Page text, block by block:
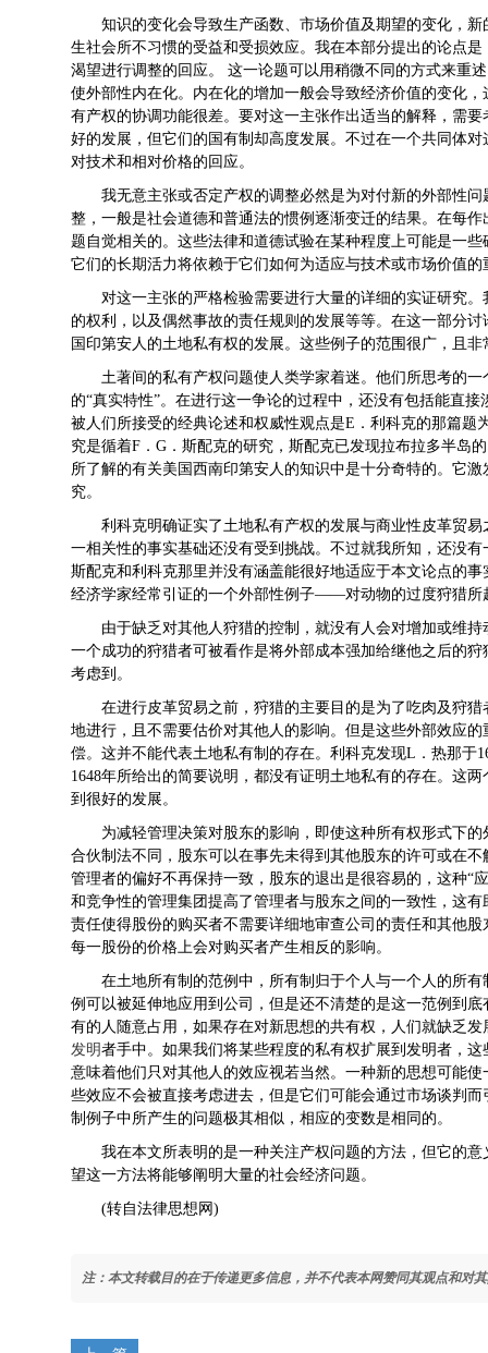
知识的变化会导致生产函数、市场价值及期望的变化，
生社会所不习惯的受益和受损效应。我在本部分提出的论点
渴望进行调整的回应。 这一论题可以用稍微不同的方式来重
使外部性内在化。内在化的增加一般会导致经济价值的变化
有产权的协调功能很差。要对这一主张作出适当的解释，需
好的发展，但它们的国有制却高度发展。不过在一个共同体
对技术和相对价格的回应。
我无意主张或否定产权的调整必然是为对付新的外部性
整，一般是社会道德和普通法的惯例逐渐变迁的结果。在每
题自觉相关的。这些法律和道德试验在某种程度上可能是一
它们的长期活力将依赖于它们如何为适应与技术或市场价值
对这一主张的严格检验需要进行大量的详细的实证研究
的权利，以及偶然事故的责任规则的发展等等。在这一部分
国印第安人的土地私有权的发展。这些例子的范围很广，且
土著间的私有产权问题使人类学家着迷。他们所思考的
的“真实特性”。在进行这一争论的过程中，还没有包括能直
被人们所接受的经典论述和权威性观点是E．利科克的那篇题
究是循着F．G．斯配克的研究，斯配克已发现拉布拉多半岛
所了解的有关美国西南印第安人的知识中是十分奇特的。它
究。
利科克明确证实了土地私有产权的发展与商业性皮革贸
一相关性的事实基础还没有受到挑战。不过就我所知，还没
斯配克和利科克那里并没有涵盖能很好地适应于本文论点的
经济学家经常引证的一个外部性例子——对动物的过度狩猎所
由于缺乏对其他人狩猎的控制，就没有人会对增加或维
一个成功的狩猎者可被看作是将外部成本强加给继他之后的
考虑到。
在进行皮革贸易之前，狩猎的主要目的是为了吃肉及狩
地进行，且不需要估价对其他人的影响。但是这些外部效应
偿。这并不能代表土地私有制的存在。利科克发现L．热那于
1648年所给出的简要说明，都没有证明土地私有的存在。这
到很好的发展。
为减轻管理决策对股东的影响，即使这种所有权形式下
合伙制法不同，股东可以在事先未得到其他股东的许可或在
管理者的偏好不再保持一致，股东的退出是很容易的，这种“
和竞争性的管理集团提高了管理者与股东之间的一致性，这
责任使得股份的购买者不需要详细地审查公司的责任和其他
每一股份的价格上会对购买者产生相反的影响。
在土地所有制的范例中，所有制归于个人与一个人的所
例可以被延伸地应用到公司，但是还不清楚的是这一范例到
有的人随意占用，如果存在对新思想的共有权，人们就缺乏
发明者手中。如果我们将某些程度的私有权扩展到发明者，
意味着他们只对其他人的效应视若当然。一种新的思想可能
些效应不会被直接考虑进去，但是它们可能会通过市场谈判
制例子中所产生的问题极其相似，相应的变数是相同的。
我在本文所表明的是一种关注产权问题的方法，但它的
望这一方法将能够阐明大量的社会经济问题。
(转自法律思想网)
注：本文转载目的在于传递更多信息，并不代表本网赞同其观点和对